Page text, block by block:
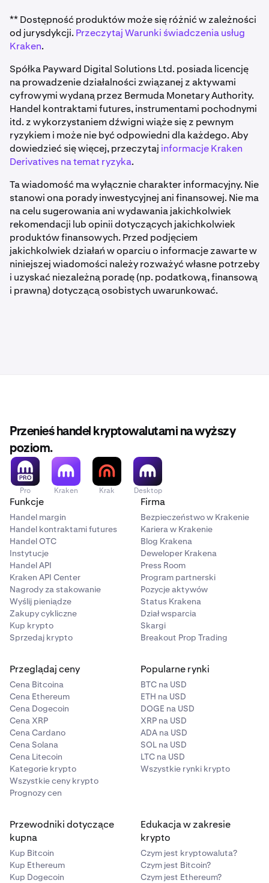
** Dostępność produktów może się różnić w zależności
od jurysdykcji. Przeczytaj Warunki świadczenia usług
Kraken.
Spółka Payward Digital Solutions Ltd. posiada licencję
na prowadzenie działalności związanej z aktywami
cyfrowymi wydaną przez Bermuda Monetary Authority.
Handel kontraktami futures, instrumentami pochodnymi
itd. z wykorzystaniem dźwigni wiąże się z pewnym
ryzykiem i może nie być odpowiedni dla każdego. Aby
dowiedzieć się więcej, przeczytaj informacje Kraken
Derivatives na temat ryzyka.
Ta wiadomość ma wyłącznie charakter informacyjny. Nie
stanowi ona porady inwestycyjnej ani finansowej. Nie ma
na celu sugerowania ani wydawania jakichkolwiek
rekomendacji lub opinii dotyczących jakichkolwiek
produktów finansowych. Przed podjęciem
jakichkolwiek działań w oparciu o informacje zawarte w
niniejszej wiadomości należy rozważyć własne potrzeby
i uzyskać niezależną poradę (np. podatkową, finansową
i prawną) dotyczącą osobistych uwarunkować.
Przenieś handel kryptowalutami na wyższy
poziom.
Pro Kraken Krak Desktop
Funkcje
Handel margin
Handel kontraktami futures
Handel OTC
Instytucje
Handel API
Kraken API Center
Nagrody za stakowanie
Wyślij pieniądze
Zakupy cykliczne
Kup krypto
Sprzedaj krypto
Firma
Bezpieczeństwo w Krakenie
Kariera w Krakenie
Blog Krakena
Deweloper Krakena
Press Room
Program partnerski
Pozycje aktywów
Status Krakena
Dział wsparcia
Skargi
Breakout Prop Trading
Przeglądaj ceny
Cena Bitcoina
Cena Ethereum
Cena Dogecoin
Cena XRP
Cena Cardano
Cena Solana
Cena Litecoin
Kategorie krypto
Wszystkie ceny krypto
Prognozy cen
Popularne rynki
BTC na USD
ETH na USD
DOGE na USD
XRP na USD
ADA na USD
SOL na USD
LTC na USD
Wszystkie rynki krypto
Przewodniki dotyczące
kupna
Kup Bitcoin
Kup Ethereum
Kup Dogecoin
Edukacja w zakresie
krypto
Czym jest kryptowaluta?
Czym jest Bitcoin?
Czym jest Ethereum?